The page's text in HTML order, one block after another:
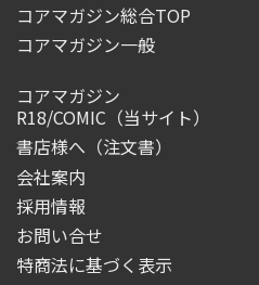
コアマガジン総合TOP
コアマガジン一般
コアマガジン
R18/COMIC （当サイト）
書店様へ（注文書）
会社案内
採用情報
お問い合せ
特商法に基づく表示